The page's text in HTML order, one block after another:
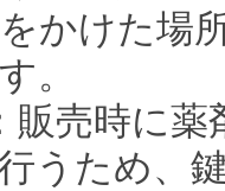
かけた場
。
販売時に薬
うため、